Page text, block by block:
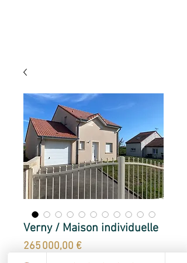
Verny / Maison individuelle
265 000,00 €Prix